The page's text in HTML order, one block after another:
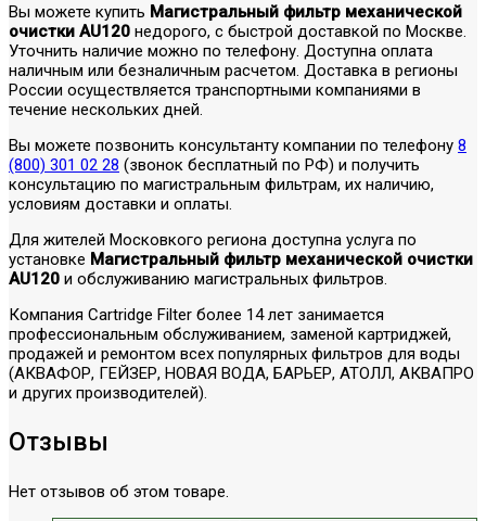
Вы можете купить Магистральный фильтр механической
очистки AU120 недорого, с быстрой доставкой по Москве.
Уточнить наличие можно по телефону. Доступна оплата
наличным или безналичным расчетом. Доставка в регионы
России осуществляется транспортными компаниями в
течение нескольких дней.
Вы можете позвонить консультанту компании по телефону 8
(800) 301 02 28 (звонок бесплатный по РФ) и получить
консультацию по магистральным фильтрам, их наличию,
условиям доставки и оплаты.
Для жителей Московкого региона доступна услуга по
установке Магистральный фильтр механической очистки
AU120 и обслуживанию магистральных фильтров.
Компания Cartridge Filter более 14 лет занимается
профессиональным обслуживанием, заменой картриджей,
продажей и ремонтом всех популярных фильтров для воды
(АКВАФОР, ГЕЙЗЕР, НОВАЯ ВОДА, БАРЬЕР, АТОЛЛ, АКВАПРО
и других производителей).
Отзывы
Нет отзывов об этом товаре.